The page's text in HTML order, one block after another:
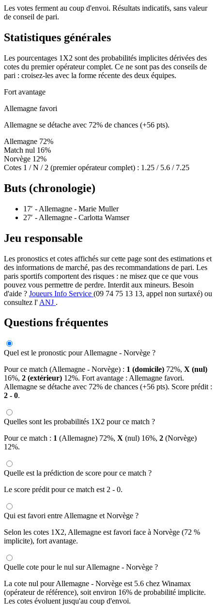
Les votes ferment au coup d'envoi. Résultats indicatifs, sans valeur
de conseil de pari.
Statistiques générales
Les pourcentages 1X2 sont des probabilités implicites dérivées des
cotes du premier opérateur complet. Ce ne sont pas des conseils de
pari : croisez-les avec la forme récente des deux équipes.
Fort avantage
Allemagne favori
Allemagne se détache avec 72% de chances (+56 pts).
Allemagne 72%
Match nul 16%
Norvège 12%
Cotes 1 / N / 2 (premier opérateur complet) : 1.25 / 5.6 / 7.25
Buts (chronologie)
17′ - Allemagne - Marie Muller
27′ - Allemagne - Carlotta Wamser
Jeu responsable
Les pronostics et cotes affichés sur cette page sont des estimations et
des informations de marché, pas des recommandations de pari. Les
paris sportifs comportent des risques : ne misez que ce que vous
pouvez vous permettre de perdre. Interdit aux mineurs. Besoin
d'aide ? Joueurs Info Service (09 74 75 13 13, appel non surtaxé) ou
consultez l' ANJ .
Questions fréquentes
Quel est le pronostic pour Allemagne - Norvège ?
Pour ce match (Allemagne - Norvège) : 1 (domicile) 72%, X (nul)
16%, 2 (extérieur) 12%. Fort avantage : Allemagne favori.
Allemagne se détache avec 72% de chances (+56 pts). Score prédit :
2 - 0.
Quelles sont les probabilités 1X2 pour ce match ?
Pour ce match : 1 (Allemagne) 72%, X (nul) 16%, 2 (Norvège)
12%.
Quelle est la prédiction de score pour ce match ?
Le score prédit pour ce match est 2 - 0.
Qui est favori entre Allemagne et Norvège ?
Selon les cotes 1X2, Allemagne est favori face à Norvège (72 %
implicite), fort avantage.
Quelle cote pour le nul sur Allemagne - Norvège ?
La cote nul pour Allemagne - Norvège est 5.6 chez Winamax
(opérateur de référence), soit environ 16% de probabilité implicite.
Les cotes évoluent jusqu'au coup d'envoi.